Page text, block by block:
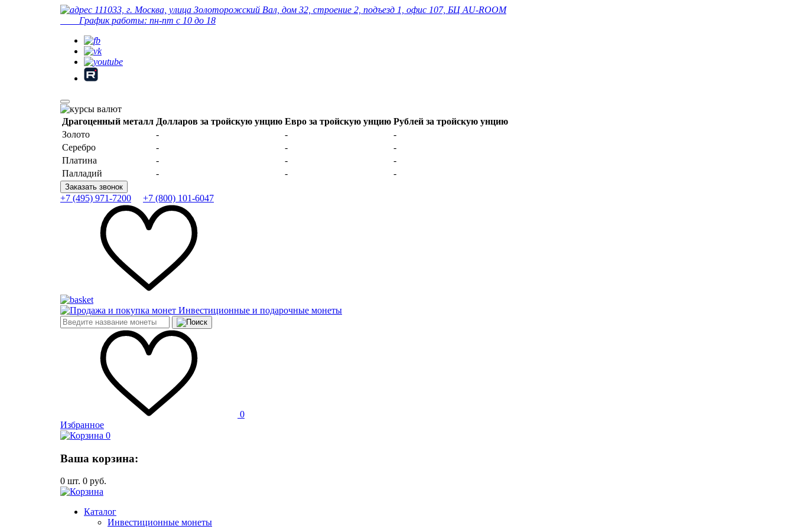
111033, г. Москва, улица Золоторожский Вал, дом 32, строение 2, подъезд 1, офис 107, БЦ AU-ROOM
График работы: пн-пт с 10 до 18
Драгоценный металл Долларов за тройскую унцию Евро за тройскую унцию Рублей за тройскую унцию
Золото
- -
-
Серебро
- -
-
Платина
- -
-
Палладий
- - -
Заказать звонок
+7 (495) 971-7200 +7 (800) 101-6047
Инвестиционные и подарочные монеты
0
Избранное
0
Ваша корзина:
0 шт. 0 руб.
Каталог
Инвестиционные монеты